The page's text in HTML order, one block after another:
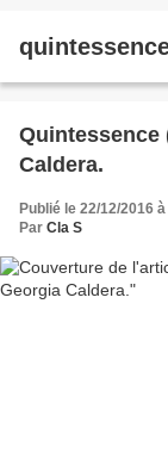
Quintessence
Caldera.
Publié le 22/12/2016
Par Cla S